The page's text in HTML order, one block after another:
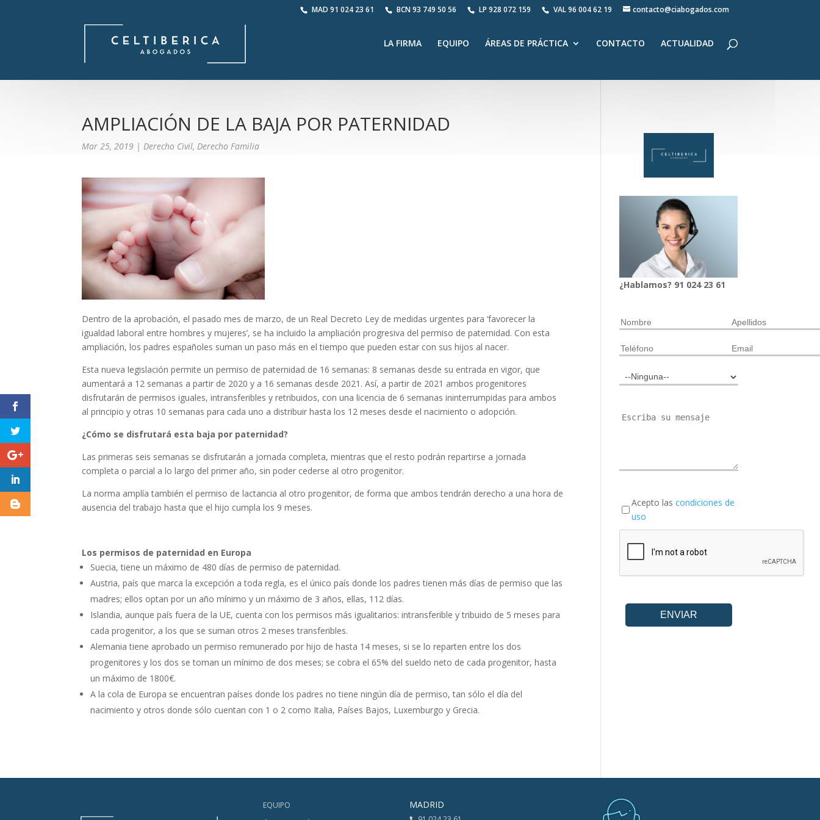
MAD 91 024 23 61 BCN93 749 50 56 LP 928 072 159 VAL96 004 62 19 contacto@ciabogados.com
LA FIRMA EQUIPO ÁREAS DE PRÁCTICA CONTACTO ACTUALIDAD
AMPLIACIÓN DE LA BAJA POR PATERNIDAD
Mar 25, 2019 |Derecho Civil,Derecho Familia
Dentro de la aprobación, el pasado mes de marzo, de un Real Decreto Ley de medidas urgentes para ‘favorecer la
igualdad laboral entre hombres y mujeres’, se ha incluido la ampliación progresiva del permiso de paternidad. Con esta
ampliación, los padres españoles suman un paso más en el tiempo que pueden estar con sus hijos al nacer.
Esta nueva legislación permite un permiso de paternidad de 16 semanas: 8 semanas desde su entrada en vigor, que
aumentará a 12 semanas a partir de 2020 y a 16 semanas desde 2021. Así, a partir de 2021 ambos progenitores
disfrutarán de permisos iguales, intransferibles y retribuidos, con una licencia de 6 semanas ininterrumpidas para ambos
al principio y otras 10 semanas para cada uno a distribuir hasta los 12 meses desde el nacimiento o adopción.
¿Cómo se disfrutará esta baja por paternidad?
Las primeras seis semanas se disfrutarán a jornada completa, mientras que el resto podrán repartirse a jornada
completa o parcial a lo largo del primer año, sin poder cederse al otro progenitor.
La norma amplía también el permiso de lactancia al otro progenitor, de forma que ambos tendrán derecho a una hora de
ausencia del trabajo hasta que el hijo cumpla los 9 meses.
Los permisos de paternidad en Europa
Suecia, tiene un máximo de 480 días de permiso de paternidad.
Austria, país que marca la excepción a toda regla, es el único país donde los padres tienen más días de permiso que las
madres; ellos optan por un año mínimo y un máximo de 3 años, ellas, 112 días.
Islandia, aunque país fuera de la UE, cuenta con los permisos más igualitarios: intransferible y tribuido de 5 meses para
cada progenitor, a los que se suman otros 2 meses transferibles.
Alemania tiene aprobado un permiso remunerado por hijo de hasta 14 meses, si se lo reparten entre los dos
progenitores y los dos se toman un mínimo de dos meses; se cobra el 65% del sueldo neto de cada progenitor, hasta
un máximo de 1800€.
A la cola de Europa se encuentran países donde los padres no tiene ningún día de permiso, tan sólo el día del
nacimiento y otros donde sólo cuentan con 1 o 2 como Italia, Países Bajos, Luxemburgo y Grecia.
¿Hablamos? 91 024 23 61
Acepto lascondiciones de
uso
EQUIPO
MADRID